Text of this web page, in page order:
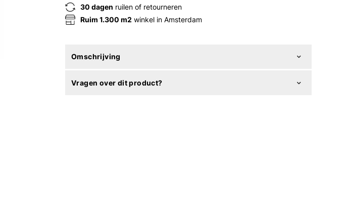
30 dagen ruilen of retourneren
Ruim 1.300 m2 winkel in Amsterdam
Omschrijving
Vragen over dit product?